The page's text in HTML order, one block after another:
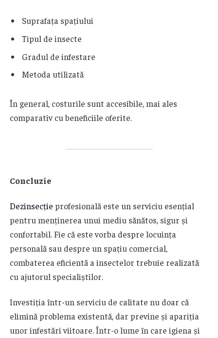
Suprafața spațiului
Tipul de insecte
Gradul de infestare
Metoda utilizată
În general, costurile sunt accesibile, mai ales
comparativ cu beneficiile oferite.
Concluzie
Dezinsecție profesională este un serviciu esențial
pentru menținerea unui mediu sănătos, sigur și
confortabil. Fie că este vorba despre locuința
personală sau despre un spațiu comercial,
combaterea eficientă a insectelor trebuie realizată
cu ajutorul specialiștilor.
Investiția într-un serviciu de calitate nu doar că
elimină problema existentă, dar previne și apariția
unor infestări viitoare. Într-o lume în care igiena și